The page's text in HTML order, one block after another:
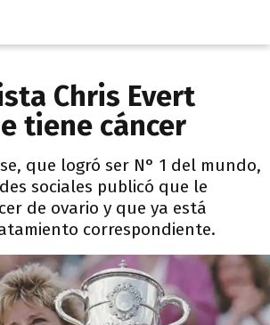
Chris Evert
tiene cáncer
que logró ser N° 1 del mundo,
sociales publicó que le
de ovario y que ya está
correspondiente.